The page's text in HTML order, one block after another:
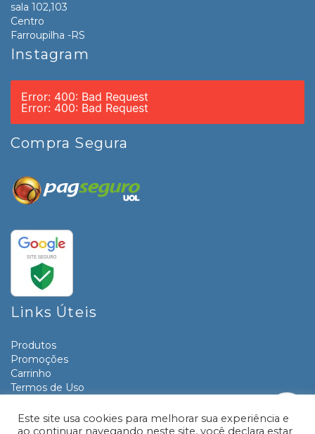
sala 102,103
Centro
Farroupilha -RS
Instagram
Error: 400: Bad Request
Error: 400: Bad Request
Compra Segura
Links Úteis
Produtos
Promoções
Carrinho
Termos de Uso
Contato
Este site usa cookies para melhorar sua experiência e
ao continuar navegando neste site, você declara estar